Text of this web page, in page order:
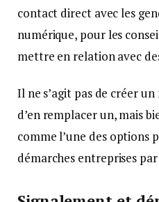
contact direct avec les
numérique, pour les
mettre en relation avec
Il ne s’agit pas de créer
d’en remplacer un, mais
comme l’une des options
démarches entreprises